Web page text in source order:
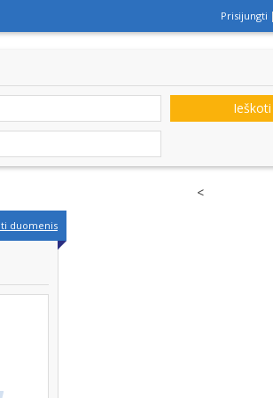
Prisijungti
Ieškoti
duomenis
<